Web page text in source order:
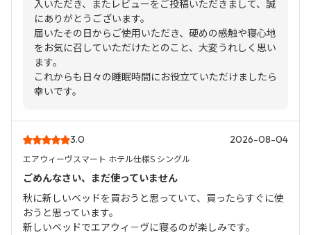
入いただき、またレビューをご投稿いただきまして、誠
にありがとうございます。
届いたその日からご使用いただき、硬めの感触や寝心地
をお気に召していただけたとのこと、大変うれしく思い
ます。
これからも日々の睡眠時間にお役立ていただけましたら
幸いです。
3.0 2026-08-04
エアウィーヴスマート ホテル仕様S シングル
ごめんなさい、まだ使っていません
秋に新しいベッドを買おうと思っていて、買ったらすぐに使
おうと思っています。
新しいベッドでエアウィ－ヴに寝るのが楽しみです。